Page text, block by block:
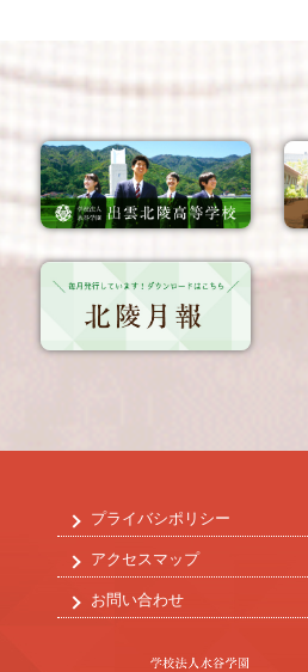
プライバシポリシー
アクセスマップ
お問い合わせ